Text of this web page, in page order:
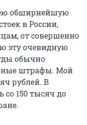
обширнейшую
в России,
от совершенно
эту очевидную
обычно
штрафы. Мой
рублей. В
со 150 тысяч до